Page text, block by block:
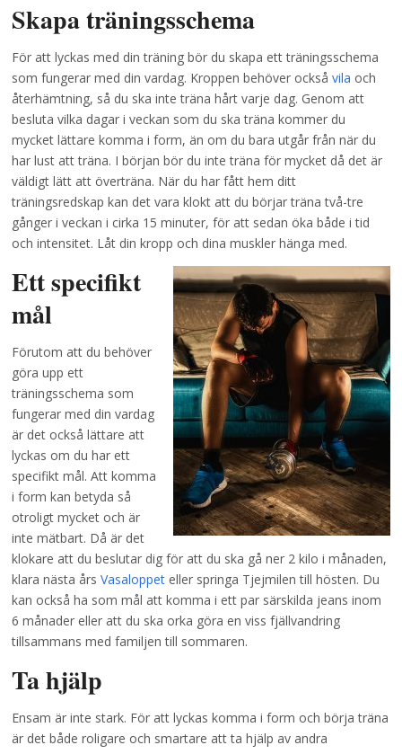
Skapa träningsschema
För att lyckas med din träning bör du skapa ett träningsschema
som fungerar med din vardag. Kroppen behöver ocksåvila och
återhämtning, så du ska inte träna hårt varje dag. Genom att
besluta vilka dagar i veckan som du ska träna kommer du
mycket lättare komma i form, än om du bara utgår från när du
har lust att träna. I början bör du inte träna för mycket då det är
väldigt lätt att överträna. När du har fått hem ditt
träningsredskap kan det vara klokt att du börjar träna två-tre
gånger i veckan i cirka 15 minuter, för att sedan öka både i tid
och intensitet. Låt din kropp och dina muskler hänga med.
Ett specifikt
mål
Förutom att du behöver
göra upp ett
träningsschema som
fungerar med din vardag
är det också lättare att
lyckas om du har ett
specifikt mål. Att komma
i form kan betyda så
otroligt mycket och är
inte mätbart. Då är det
klokare att du beslutar dig för att du ska gå ner 2 kilo i månaden,
klara nästa årsVasaloppet eller springa Tjejmilen till hösten. Du
kan också ha som mål att komma i ett par särskilda jeans inom
6 månader eller att du ska orka göra en viss fjällvandring
tillsammans med familjen till sommaren.
Ta hjälp
Ensam är inte stark. För att lyckas komma i form och börja träna
är det både roligare och smartare att ta hjälp av andra